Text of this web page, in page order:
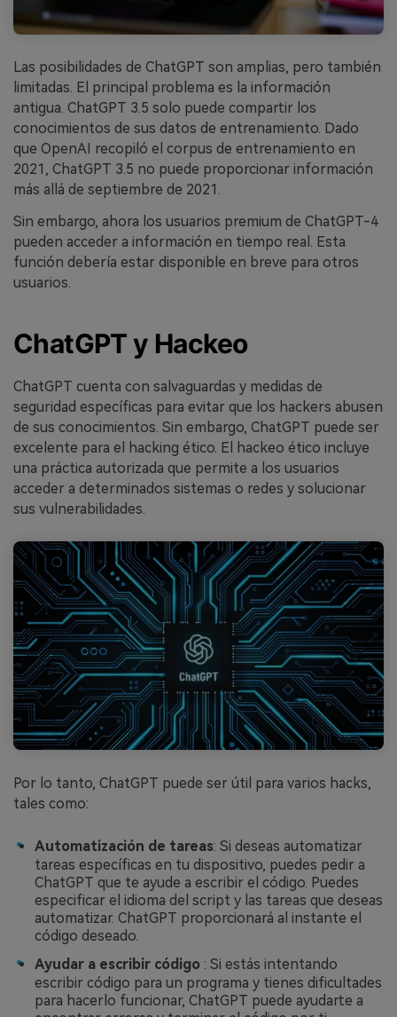
Las posibilidades de ChatGPT son amplias, pero también
limitadas. El principal problema es la información
antigua. ChatGPT 3.5 solo puede compartir los
conocimientos de sus datos de entrenamiento. Dado
que OpenAI recopiló el corpus de entrenamiento en
2021, ChatGPT 3.5 no puede proporcionar información
más allá de septiembre de 2021.
Sin embargo, ahora los usuarios premium de ChatGPT-4
pueden acceder a información en tiempo real. Esta
función debería estar disponible en breve para otros
usuarios.
ChatGPT y Hackeo
ChatGPT cuenta con salvaguardas y medidas de
seguridad específicas para evitar que los hackers abusen
de sus conocimientos. Sin embargo, ChatGPT puede ser
excelente para el hacking ético. El hackeo ético incluye
una práctica autorizada que permite a los usuarios
acceder a determinados sistemas o redes y solucionar
sus vulnerabilidades.
Por lo tanto, ChatGPT puede ser útil para varios hacks,
tales como:
Automatización de tareas: Si deseas automatizar
tareas específicas en tu dispositivo, puedes pedir a
ChatGPT que te ayude a escribir el código. Puedes
especificar el idioma del script y las tareas que deseas
automatizar. ChatGPT proporcionará al instante el
código deseado.
Ayudar a escribir código : Si estás intentando
escribir código para un programa y tienes dificultades
para hacerlo funcionar, ChatGPT puede ayudarte a